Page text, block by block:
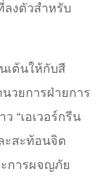
ลงตัวสำหรับ
เต้นให้กับสี
วยการฝ่ายการ
“เอเวอร์กรีน
ะสะท้อนจิต
การผจญภัย